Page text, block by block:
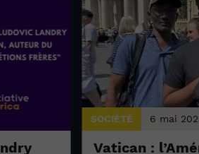
SOCIÉTÉ 6 mai
Vatican :